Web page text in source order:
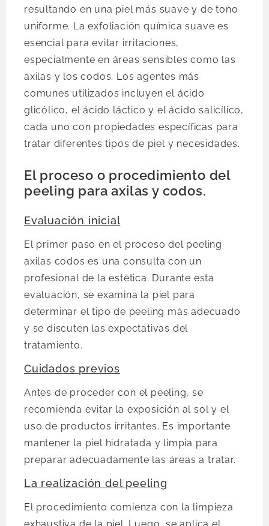
resultando en una piel más suave y de tono
uniforme. La exfoliación química suave es
esencial para evitar irritaciones,
especialmente en áreas sensibles como las
axilas y los codos. Los agentes más
comunes utilizados incluyen el ácido
glicólico, el ácido láctico y el ácido salicílico,
cada uno con propiedades específicas para
tratar diferentes tipos de piel y necesidades.
El proceso o procedimiento del
peeling para axilas y codos.
Evaluación inicial
El primer paso en el proceso del peeling
axilas codos es una consulta con un
profesional de la estética. Durante esta
evaluación, se examina la piel para
determinar el tipo de peeling más adecuado
y se discuten las expectativas del
tratamiento.
Cuidados previos
Antes de proceder con el peeling, se
recomienda evitar la exposición al sol y el
uso de productos irritantes. Es importante
mantener la piel hidratada y limpia para
preparar adecuadamente las áreas a tratar.
La realización del peeling
El procedimiento comienza con la limpieza